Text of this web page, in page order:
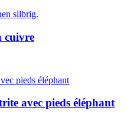
cuivre
avec pieds éléphant